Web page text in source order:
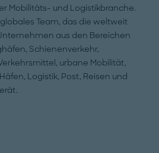
Mobilitäts- und Logistikbranche.
Team, das die weltweit
aus den Bereichen
Schienenverkehr,
urbane Mobilität,
Logistik, Post, Reisen und